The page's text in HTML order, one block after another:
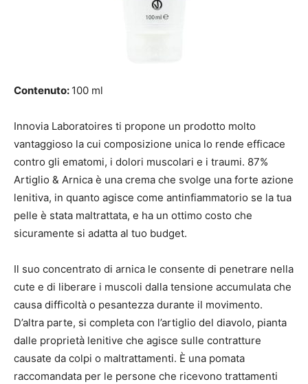
Contenuto: 100 ml
Innovia Laboratoires ti propone un prodotto molto
vantaggioso la cui composizione unica lo rende efficace
contro gli ematomi, i dolori muscolari e i traumi. 87%
Artiglio & Arnica è una crema che svolge una forte azione
lenitiva, in quanto agisce come antinfiammatorio se la tua
pelle è stata maltrattata, e ha un ottimo costo che
sicuramente si adatta al tuo budget.
Il suo concentrato di arnica le consente di penetrare nella
cute e di liberare i muscoli dalla tensione accumulata che
causa difficoltà o pesantezza durante il movimento.
D’altra parte, si completa con l’artiglio del diavolo, pianta
dalle proprietà lenitive che agisce sulle contratture
causate da colpi o maltrattamenti. È una pomata
raccomandata per le persone che ricevono trattamenti